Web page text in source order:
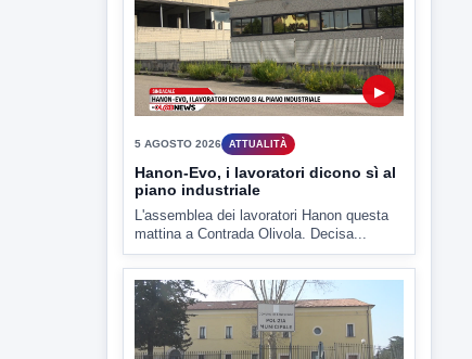
Hanon-Evo, i lavoratori dicono sì al
piano industriale
L'assemblea dei lavoratori Hanon questa
mattina a Contrada Olivola. Decisa...
5 AGOSTO 2026 ATTUALITÀ
Miasmi, si infiamma il dibattito
politico